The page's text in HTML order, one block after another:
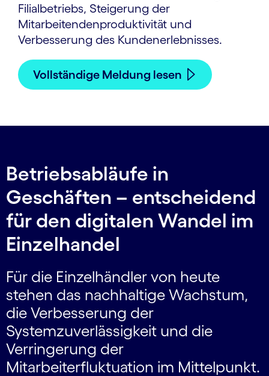
Filialbetriebs, Steigerung der
Mitarbeitendenproduktivität und
Verbesserung des Kundenerlebnisses.
Vollständige Meldung lesen
Betriebsabläufe in
Geschäften – entscheidend
für den digitalen Wandel im
Einzelhandel
Für die Einzelhändler von heute
stehen das nachhaltige Wachstum,
die Verbesserung der
Systemzuverlässigkeit und die
Verringerung der
Mitarbeiterfluktuation im Mittelpunkt.